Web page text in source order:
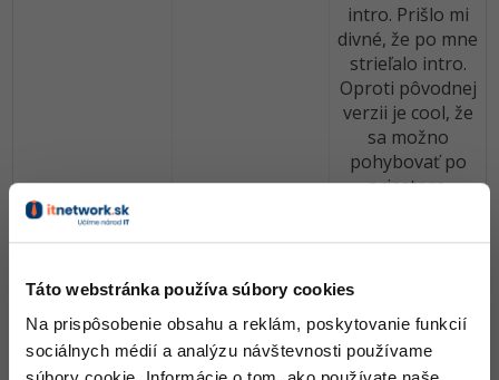
Táto webstránka používa súbory cookies
Na prispôsobenie obsahu a reklám, poskytovanie funkcií
sociálnych médií a analýzu návštevnosti používame
intro. Prišlo mi
divné, že po mne
strieľalo intro.
Oproti pôvodnej
verzii je cool, že
sa možno
pohybovať po
priestore.
7
maximalizovať.
Človek dostane